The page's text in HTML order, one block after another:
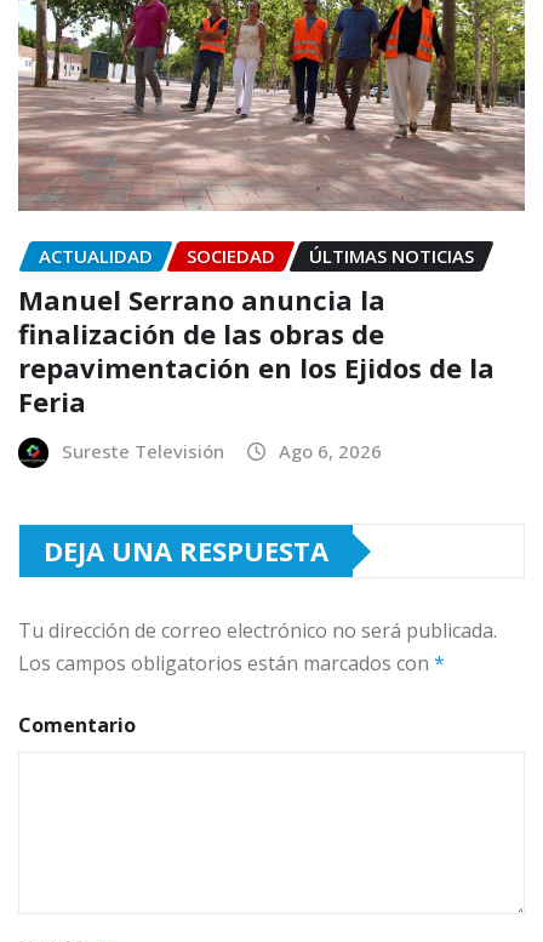
ACTUALIDAD SOCIEDAD ÚLTIMAS NOTICIAS
Manuel Serrano anuncia la
finalización de las obras de
repavimentación en los Ejidos de la
Feria
Sureste Televisión Ago 6, 2026
DEJA UNA RESPUESTA
Tu dirección de correo electrónico no será publicada.
Los campos obligatorios están marcados con *
Comentario